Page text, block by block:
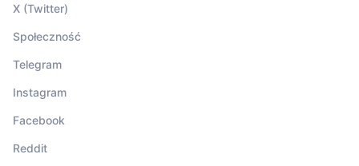
X (Twitter)
Społeczność
Telegram
Instagram
Facebook
Reddit